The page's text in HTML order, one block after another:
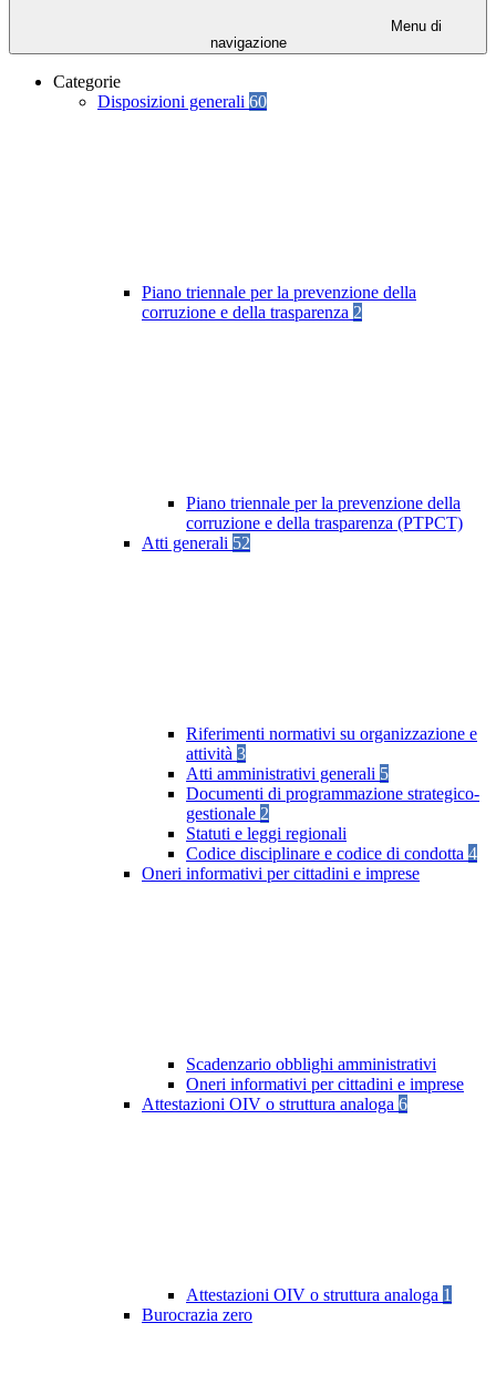
Menu di
navigazione
Categorie
Disposizioni generali 60
Piano triennale per la prevenzione della
corruzione e della trasparenza 2
Piano triennale per la prevenzione della
corruzione e della trasparenza (PTPCT)
Atti generali 52
Riferimenti normativi su organizzazione e
attività 3
Atti amministrativi generali 5
Documenti di programmazione strategico-
gestionale 2
Statuti e leggi regionali
Codice disciplinare e codice di condotta 4
Oneri informativi per cittadini e imprese
Scadenzario obblighi amministrativi
Oneri informativi per cittadini e imprese
Attestazioni OIV o struttura analoga 6
Attestazioni OIV o struttura analoga 1
Burocrazia zero